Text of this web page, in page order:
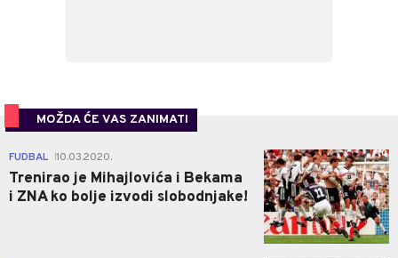
MOŽDA ĆE VAS ZANIMATI
FUDBAL 10.03.2020.
Trenirao je Mihajlovića i Bekama
i ZNA ko bolje izvodi slobodnjake!
0